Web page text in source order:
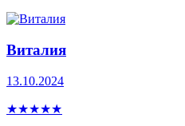
Виталия
13.10.2024
★★★★★